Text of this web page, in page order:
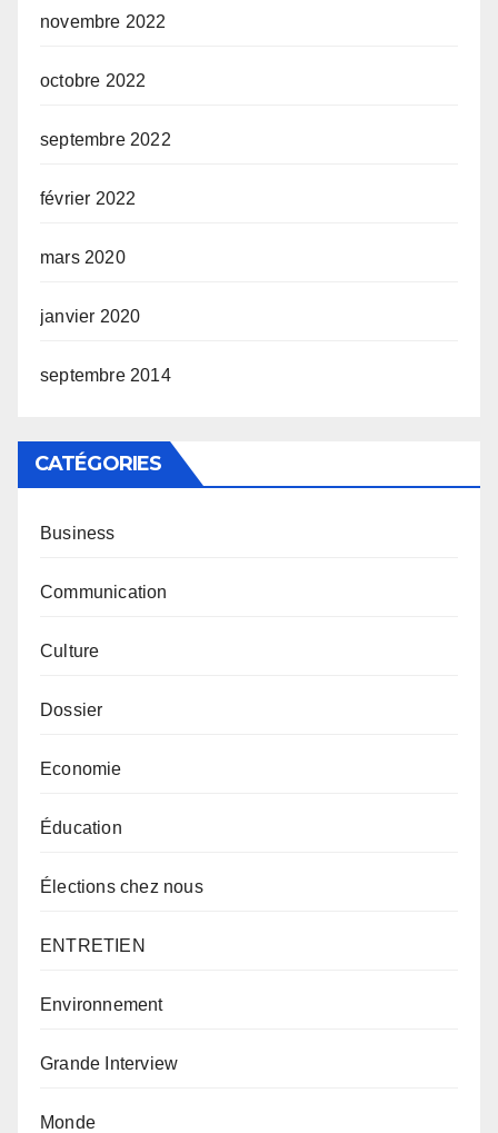
novembre 2022
octobre 2022
septembre 2022
février 2022
mars 2020
janvier 2020
septembre 2014
CATÉGORIES
Business
Communication
Culture
Dossier
Economie
Éducation
Élections chez nous
ENTRETIEN
Environnement
Grande Interview
Monde